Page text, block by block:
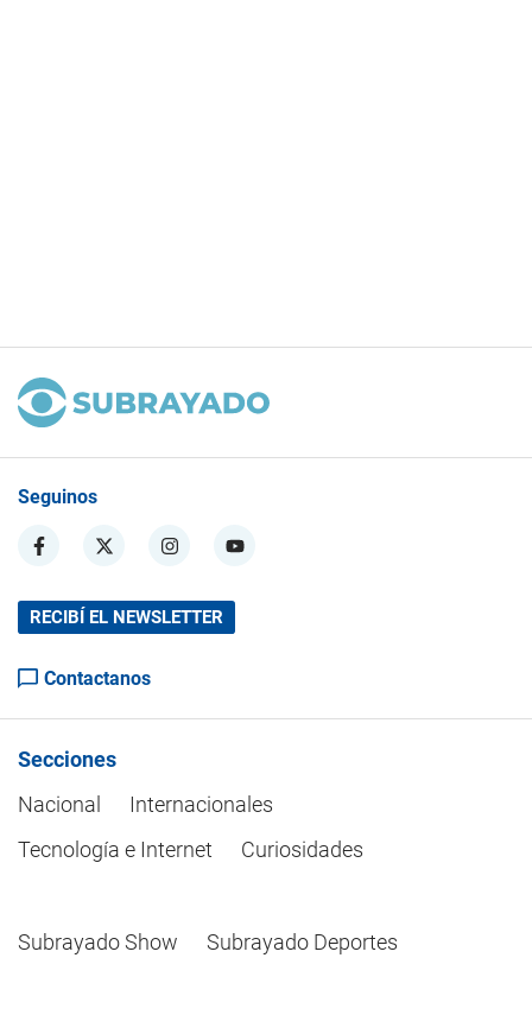
Seguinos
RECIBÍ EL NEWSLETTER
Contactanos
Secciones
Nacional
Internacionales
Tecnología e Internet
Curiosidades
Subrayado Show Subrayado Deportes